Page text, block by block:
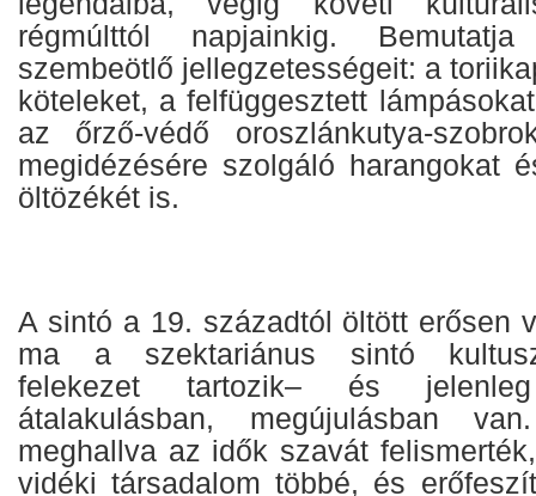
régmúlttól napjainkig.
szembeötlő jellegzetességeit: a
köteleket, a felfüggesztett
az őrző-védő oroszlánkutya-
megidézésére szolgáló harangokat
öltözékét is.
A sintó a 19. századtól öltött erősen
ma a szektariánus sintó
felekezet tartozik– és
átalakulásban, megújulásban
meghallva az idők szavát
vidéki társadalom többé, és